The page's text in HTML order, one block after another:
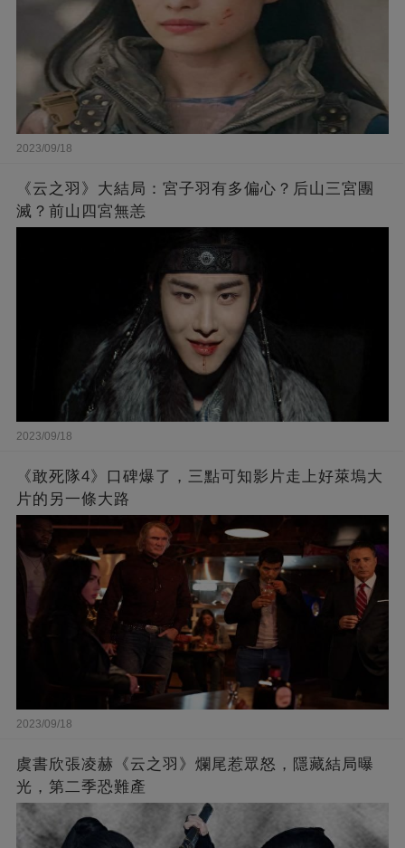
2023/09/18
《云之羽》大結局：宮子羽有多偏心？后山三宮團
滅？前山四宮無恙
2023/09/18
《敢死隊4》口碑爆了，三點可知影片走上好萊塢大
片的另一條大路
2023/09/18
虞書欣張凌赫《云之羽》爛尾惹眾怒，隱藏結局曝
光，第二季恐難產